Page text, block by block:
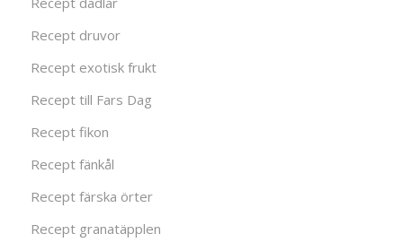
Recept druvor
Recept exotisk frukt
Recept till Fars Dag
Recept fikon
Recept fänkål
Recept färska örter
Recept granatäpplen